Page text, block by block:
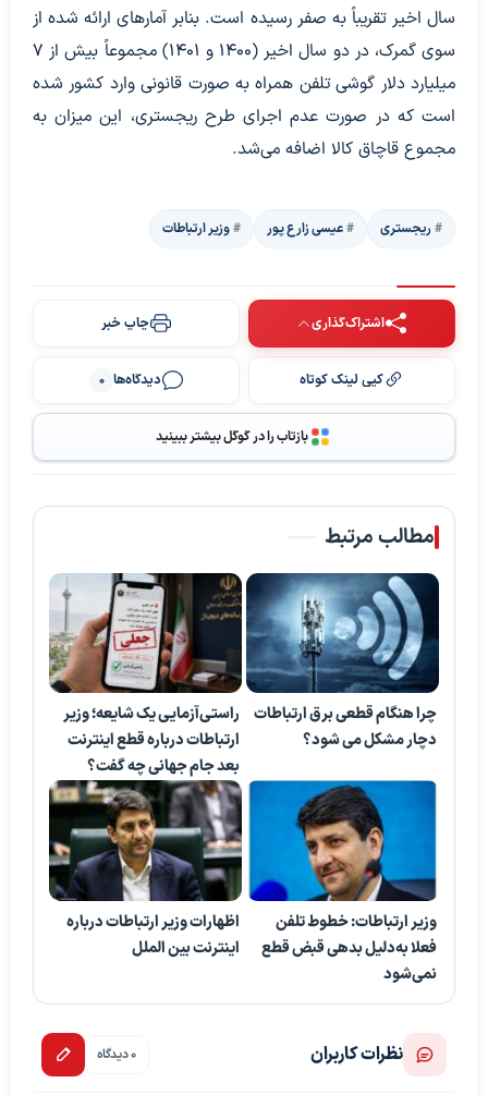
سال اخیر تقریباً به صفر رسیده است. بنابر آمارهای ارائه شده از
سوی گمرک، در دو سال اخیر (۱۴۰۰ و ۱۴۰۱) مجموعاً بیش از ۷
میلیارد دلار گوشی تلفن همراه به صورت قانونی وارد کشور شده
است که در صورت عدم اجرای طرح ریجستری، این میزان به
مجموع قاچاق کالا اضافه می‌شد.
ریجستری عیسی زارع پور وزیر ارتباطات
اشتراک‌گذاری چاپ خبر
کپی لینک کوتاه دیدگاه‌ها 0
بازتاب را در گوگل بیشتر ببینید
مطالب مرتبط
چرا هنگام قطعی برق ارتباطات
دچار مشکل می شود؟
راستی‌آزمایی یک شایعه؛ وزیر
ارتباطات درباره قطع اینترنت
بعد جام جهانی چه گفت؟
وزیر ارتباطات: خطوط تلفن
فعلا به‌دلیل بدهی قبض قطع
نمی‌شود
اظهارات وزیر ارتباطات درباره
اینترنت بین الملل
نظرات کاربران 0 دیدگاه